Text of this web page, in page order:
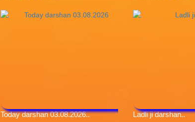
Today darshan 03.08.2026..
Ladli ji darshan..